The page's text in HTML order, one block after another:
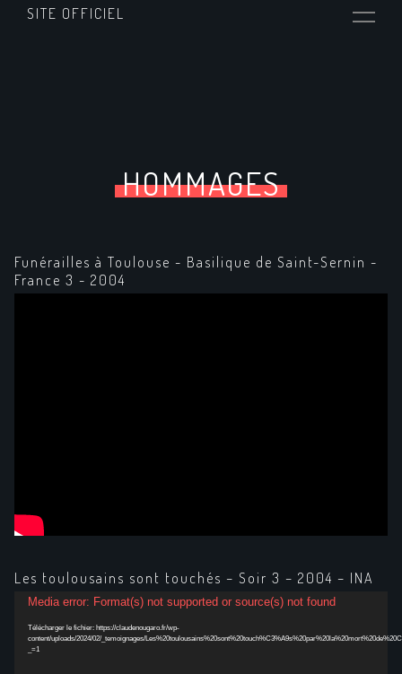
SITE OFFICIEL
HOMMAGES
Funérailles à Toulouse - Basilique de Saint-Sernin -
France 3 - 2004
Les toulousains sont touchés – Soir 3 – 2004 – INA
Lecteur
Media error: Format(s) not supported or source(s) not found
Télécharger le fichier: https://claudenougaro.fr/wp-
content/uploads/2024/02/_temoignages/
_=1